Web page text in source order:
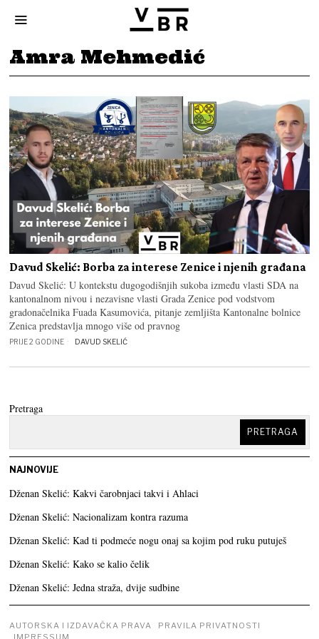
Amra Mehmedić
Davud Skelić: Borba za interese Zenice i njenih građana
Davud Skelić: U kontekstu dugogodišnjih sukoba između vlasti SDA na
kantonalnom nivou i nezavisne vlasti Grada Zenice pod vodstvom
gradonačelnika Fuada Kasumovića, pitanje zemljišta Kantonalne bolnice
Zenica predstavlja mnogo više od pravnog
PRIJE 2 GODINE DAVUD SKELIĆ
Pretraga
PRETRAGA
NAJNOVIJE
Dženan Skelić: Kakvi čarobnjaci takvi i Ahlaci
Dženan Skelić: Nacionalizam kontra razuma
Dženan Skelić: Kad ti podmeće nogu onaj sa kojim pod ruku putuješ
Dženan Skelić: Kako se kalio čelik
Dženan Skelić: Jedna straža, dvije sudbine
AUTORSKA I IZDAVAČKA PRAVA
PRAVILA PRIVATNOSTI
IMPRESSUM